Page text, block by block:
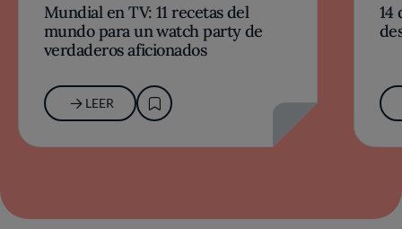
Mundial en TV: 11 recetas del
mundo para un watch party de
verdaderos aficionados
LEER
14